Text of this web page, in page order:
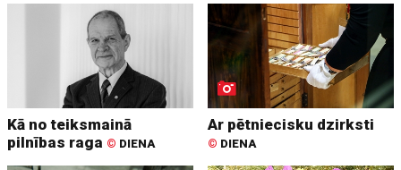
Kā no teiksmainā
pilnības raga © DIENA
Ar pētniecisku dzirksti
© DIENA